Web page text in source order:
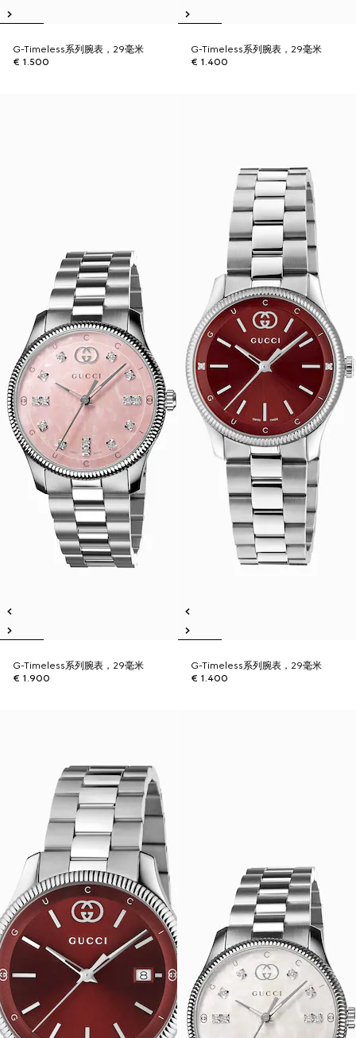
G-Timeless系列腕表，29毫米
€ 1.500
G-Timeless系列腕表，29毫米
€ 1.400
G-Timeless系列腕表，29毫米
€ 1.900
G-Timeless系列腕表，29毫米
€ 1.400